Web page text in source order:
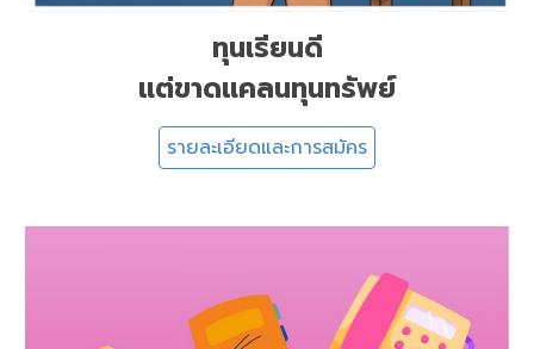
ทุนเรียนดี
แต่ขาดแคลนทุนทรัพย์
รายละเอียดและการสมัคร